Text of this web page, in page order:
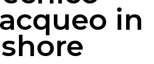
in
shore